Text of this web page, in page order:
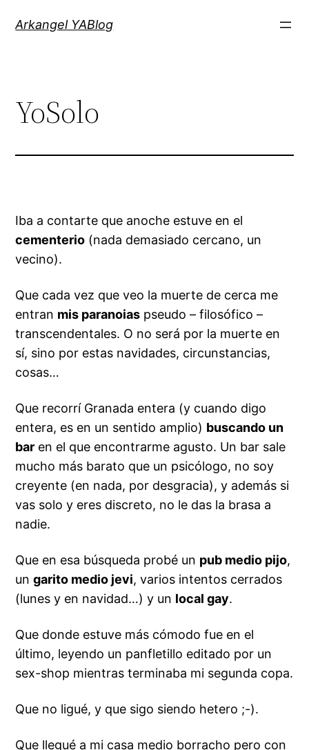
Arkangel YABlog
YoSolo
Iba a contarte que anoche estuve en el
cementerio (nada demasiado cercano, un
vecino).
Que cada vez que veo la muerte de cerca me
entran mis paranoias pseudo – filosófico –
transcendentales. O no será por la muerte en
sí, sino por estas navidades, circunstancias,
cosas…
Que recorrí Granada entera (y cuando digo
entera, es en un sentido amplio) buscando un
bar en el que encontrarme agusto. Un bar sale
mucho más barato que un psicólogo, no soy
creyente (en nada, por desgracia), y además si
vas solo y eres discreto, no le das la brasa a
nadie.
Que en esa búsqueda probé un pub medio pijo,
ungarito medio jevi, varios intentos cerrados
(lunes y en navidad…) y un local gay.
Que donde estuve más cómodo fue en el
último, leyendo un panfletillo editado por un
sex-shop mientras terminaba mi segunda copa.
Que no ligué, y que sigo siendo hetero ;-).
Que llegué a mi casa medio borracho pero con